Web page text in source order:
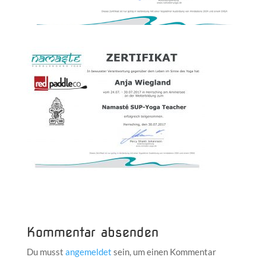
Kommentar absenden
Du musst angemeldet sein, um einen Kommentar